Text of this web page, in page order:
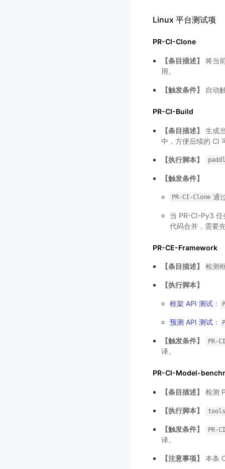
Linux 平台测试项
PR-CI-Clone
【条目描述】
将当
用。
【触发条件】 自动
PR-CI-Build
【条目描述】
生成
中，方便后续的 CI
【执行脚本】
【触发条件】
PR-CI-Clone 通
当 PR-CI-Py3 任
代码合并，需要
PR-CE-Framework
【条目描述】 检测
【执行脚本】
框架 API 测试：
预测 API 测试：
【触发条件】 PR-
译。
PR-CI-Model-
【条目描述】 检测
【执行脚本】
【触发条件】 PR-
译。
【注意事项】 本条